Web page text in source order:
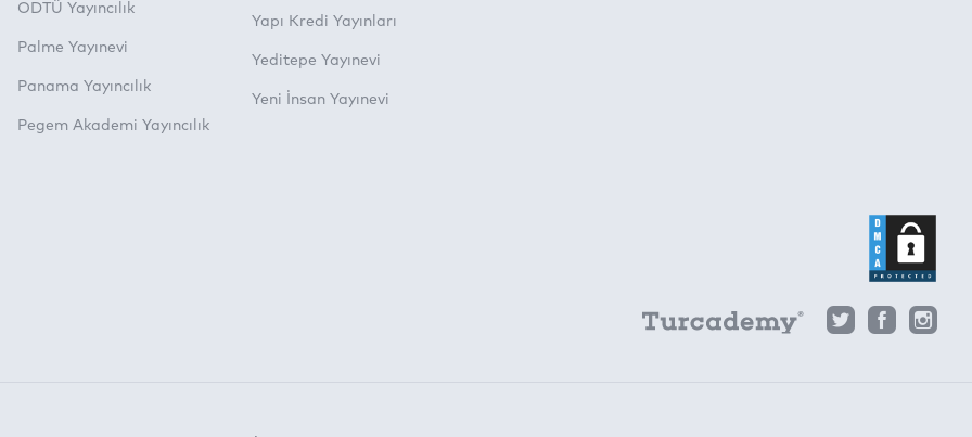
ODTÜ Yayıncılık
Palme Yayınevi
Panama Yayıncılık
Pegem Akademi Yayıncılık
Yapı Kredi Yayınları
Yeditepe Yayınevi
Yeni İnsan Yayınevi